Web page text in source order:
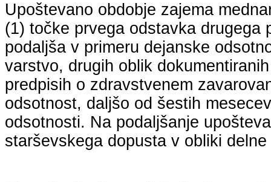
Upoštevano obdobje zajema
(1) točke prvega odstavka drugega
podaljša v primeru dejanske
varstvo, drugih oblik
predpisih o zdravstvenem
odsotnost, daljšo od šestih
odsotnosti. Na podaljšanje
starševskega dopusta v obliki